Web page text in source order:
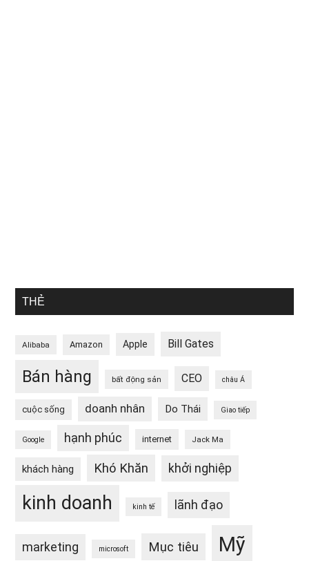
THẺ
Alibaba Amazon Apple Bill Gates
Bán hàng bất động sản CEO châu Á
cuộc sống doanh nhân Do Thái Giao tiếp
Google hạnh phúc internet Jack Ma
khách hàng Khó Khăn khởi nghiệp
kinh doanh kinh tế lãnh đạo
marketing microsoft Mục tiêu Mỹ